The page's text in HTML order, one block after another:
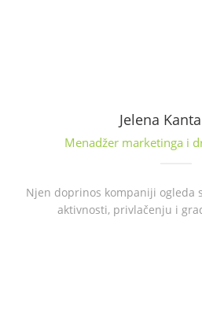
Jelena
Menadžer marketinga i
Njen doprinos kompaniji ogleda
aktivnosti, privlačenju i